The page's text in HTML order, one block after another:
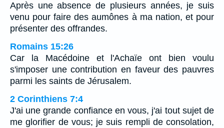
Après une absence de plusieurs années, je suis
venu pour faire des aumônes à ma nation, et pour
présenter des offrandes.
Romains 15:26
Car la Macédoine et l'Achaïe ont bien voulu
s'imposer une contribution en faveur des pauvres
parmi les saints de Jérusalem.
2 Corinthiens 7:4
J'ai une grande confiance en vous, j'ai tout sujet de
me glorifier de vous; je suis rempli de consolation,